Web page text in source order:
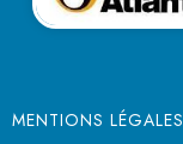
MENTIONS LÉGALES